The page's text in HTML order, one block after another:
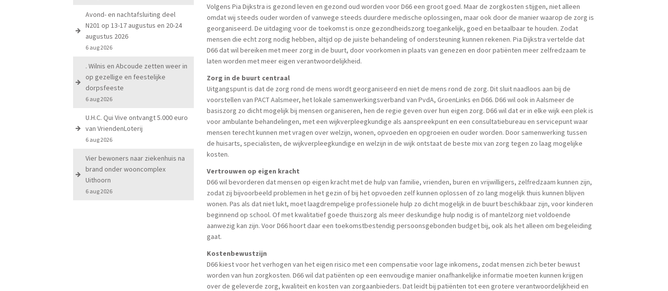
Avond- en nachtafsluiting deel
N201 op 13-17 augustus en 20-24
augustus 2026
6 aug 2026
. Wilnis en Abcoude zetten weer in
op gezellige en feestelijke
dorpsfeeste
6 aug 2026
U.H.C. Qui Vive ontvangt 5.000 euro
van VriendenLoterij
6 aug 2026
Vier bewoners naar ziekenhuis na
brand onder wooncomplex
Uithoorn
6 aug 2026
Volgens Pia Dijkstra is gezond leven en gezond oud worden voor D66 een groot goed. Maar de zorgkosten stijgen, niet alleen
omdat wij steeds ouder worden of vanwege steeds duurdere medische oplossingen, maar ook door de manier waarop de zorg is
georganiseerd. De uitdaging voor de toekomst is onze gezondheidszorg toegankelijk, goed en betaalbaar te houden. Zodat
mensen die echt zorg nodig hebben, altijd op de juiste behandeling of ondersteuning kunnen rekenen. Pia Dijkstra vertelde dat
D66 dat wil bereiken met meer zorg in de buurt, door voorkomen in plaats van genezen en door patiënten meer zelfredzaam te
laten worden met meer eigen verantwoordelijkheid.
Zorg in de buurt centraal
Uitgangspunt is dat de zorg rond de mens wordt georganiseerd en niet de mens rond de zorg. Dit sluit naadloos aan bij de
voorstellen van PACT Aalsmeer, het lokale samenwerkingsverband van PvdA, GroenLinks en D66. D66 wil ook in Aalsmeer de
basiszorg zo dicht mogelijk bij mensen organiseren, hen de regie geven over hun eigen zorg. D66 wil dat er in elke wijk een plek is
voor ambulante behandelingen, met een wijkverpleegkundige als aanspreekpunt en een consultatiebureau en servicepunt waar
mensen terecht kunnen met vragen over welzijn, wonen, opvoeden en opgroeien en ouder worden. Door samenwerking tussen
de huisarts, specialisten, de wijkverpleegkundige en welzijn in de wijk ontstaat de beste mix van zorg tegen zo laag mogelijke
kosten.
Vertrouwen op eigen kracht
D66 wil bevorderen dat mensen op eigen kracht met de hulp van familie, vrienden, buren en vrijwilligers, zelfredzaam kunnen zijn,
zodat zij bijvoorbeeld problemen in het gezin of bij het opvoeden zelf kunnen oplossen of zo lang mogelijk thuis kunnen blijven
wonen. Pas als dat niet lukt, moet laagdrempelige professionele hulp zo dicht mogelijk in de buurt beschikbaar zijn, voor kinderen
beginnend op school. Of met kwalitatief goede thuiszorg als meer deskundige hulp nodig is of mantelzorg niet voldoende
aanwezig kan zijn. Voor D66 hoort daar een toekomstbestendig persoonsgebonden budget bij, ook als het alleen om begeleiding
gaat.
Kostenbewustzijn
D66 kiest voor het verhogen van het eigen risico met een compensatie voor lage inkomens, zodat mensen zich beter bewust
worden van hun zorgkosten. D66 wil dat patiënten op een eenvoudige manier onafhankelijke informatie moeten kunnen krijgen
over de geleverde zorg, kwaliteit en kosten van zorgaanbieders. Dat leidt bij patiënten tot een grotere verantwoordelijkheid en